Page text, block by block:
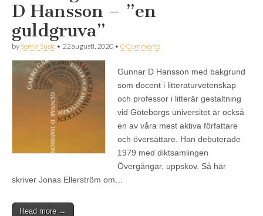
D Hansson – ”en
guldgruva”
by Semir Susic • 22 augusti, 2020 • 0 Comments
Gunnar D Hansson med bakgrund
som docent i litteraturvetenskap
och professor i litterär gestaltning
vid Göteborgs universitet är också
en av våra mest aktiva författare
och översättare. Han debuterade
1979 med diktsamlingen
Övergångar, uppskov. Så här
skriver Jonas Ellerström om…
Read more →